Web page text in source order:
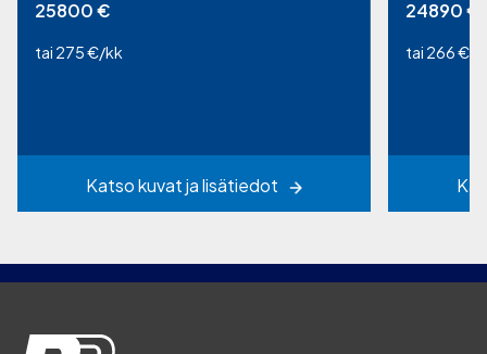
25800€
tai 275 €/kk
Katso kuvat ja lisätiedot
24890€
tai 266 €/